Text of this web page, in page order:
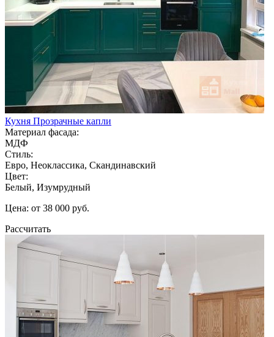
Кухня Прозрачные капли
Материал фасада:
МДФ
Стиль:
Евро, Неоклассика, Скандинавский
Цвет:
Белый, Изумрудный
Цена: от 38 000 руб.
Рассчитать